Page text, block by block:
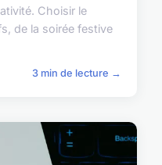
Choisir le
de la soirée festive
3 min de lecture →